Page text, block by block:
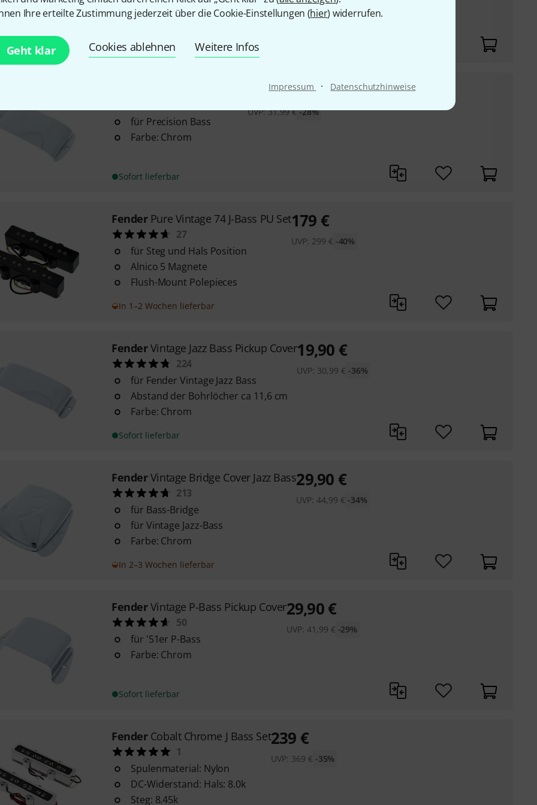
Ihre erteilte Zustimmung jederzeit über die Cookie-Einstellungen (hier) widerrufen.
Geht klar Cookies ablehnen Weitere Infos
Impressum · Datenschutzhinweise
Lochabstand: 10 cm
Farbe: Chrom
Sofort lieferbar
für Precision Bass
Farbe: Chrom
Sofort lieferbar
22,90€
UVP:31,99 € -28%
Fender Pure Vintage 74 J-Bass PU Set
27
für Steg und Hals Position
Alnico 5 Magnete
Flush-Mount Polepieces
In 1–2 Wochen lieferbar
179 €
UVP: 299 € -40%
FenderVintage Jazz Bass Pickup Cover
224
für Fender Vintage Jazz Bass
Abstand der Bohrlöcher ca 11,6 cm
Farbe: Chrom
Sofort lieferbar
19,90 €
UVP: 30,99 € -36%
FenderVintage Bridge Cover Jazz Bass
213
für Bass-Bridge
für Vintage Jazz-Bass
Farbe: Chrom
In 2–3 Wochen lieferbar
29,90 €
UVP:44,99 € -34%
FenderVintage P-Bass Pickup Cover
50
für '51er P-Bass
Farbe: Chrom
Sofort lieferbar
29,90 €
UVP: 41,99 € -29%
Fender Cobalt Chrome J Bass Set
1
Spulenmaterial: Nylon
DC-Widerstand: Hals: 8.0k
Steg: 8.45k
239 €
UVP: 369 € -35%